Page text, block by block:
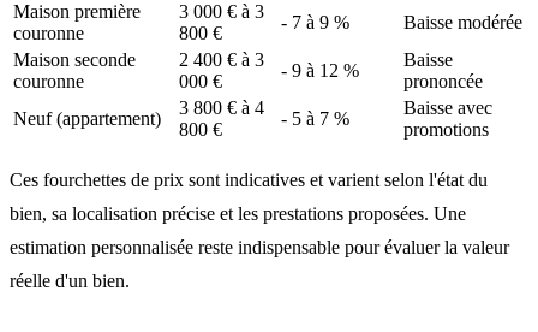
Maison première
couronne
3 000 € à 3
800 €
- 7 à 9 %
Baisse modérée
Maison seconde
couronne
2 400 € à 3
000 €
- 9 à 12 %
Baisse
prononcée
Neuf (appartement)
3 800 € à 4
800 €
- 5 à 7 %
Baisse avec
promotions
Ces fourchettes de prix sont indicatives et varient selon l'état du
bien, sa localisation précise et les prestations proposées. Une
estimation personnalisée reste indispensable pour évaluer la valeur
réelle d'un bien.